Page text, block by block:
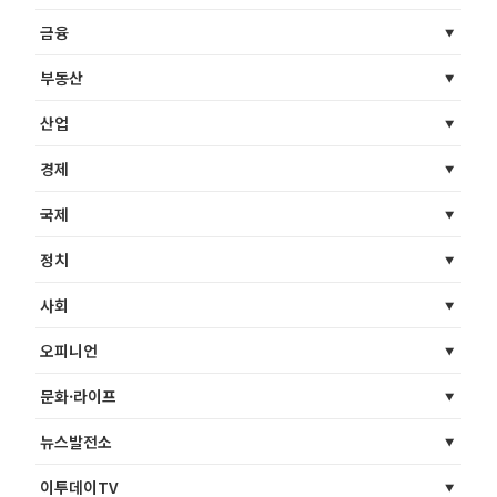
금융
부동산
산업
경제
국제
정치
사회
오피니언
문화·라이프
뉴스발전소
이투데이TV